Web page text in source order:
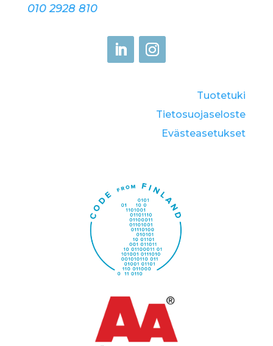
010 2928 810
Tuotetuki
Tietosuojaseloste
Eväste­asetukset